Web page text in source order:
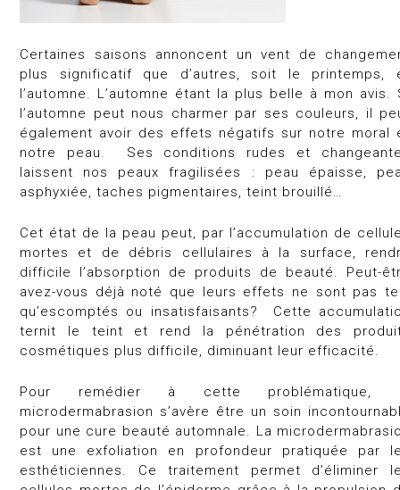
Certaines saisons annoncent un vent de
plus significatif que d’autres, soit le printemps,
l’automne. L’automne étant la plus belle à mon avis.
l’automne peut nous charmer par ses couleurs, il
également avoir des effets négatifs sur notre moral
notre peau.
Ses conditions rudes et
laissent nos peaux fragilisées : peau épaisse,
asphyxiée, taches pigmentaires, teint brouillé…
Cet état de la peau peut, par l’accumulation de
mortes et de débris cellulaires à la surface,
difficile l’absorption de produits de beauté. Peut-
avez-vous déjà noté que leurs effets ne sont pas
qu’escomptés ou insatisfaisants? Cette
ternit le teint et rend la pénétration des
cosmétiques plus difficile, diminuant leur efficacité.
Pour remédier à cette problématique,
microdermabrasion s’avère être un soin
pour une cure beauté automnale. La
est une exfoliation en profondeur pratiquée par
esthéticiennes. Ce traitement permet d’éliminer